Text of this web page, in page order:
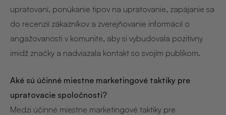
upratovaní, ponúkanie tipov na upratovanie, zapájanie sa
do recenzií zákazníkov a zverejňovanie informácií o
angažovanosti v komunite, aby si vybudovala pozitívny
imidž značky a nadviazala kontakt so svojím publikom.
Aké sú účinné miestne marketingové taktiky pre
upratovacie spoločnosti?
Medzi účinné miestne marketingové taktiky pre